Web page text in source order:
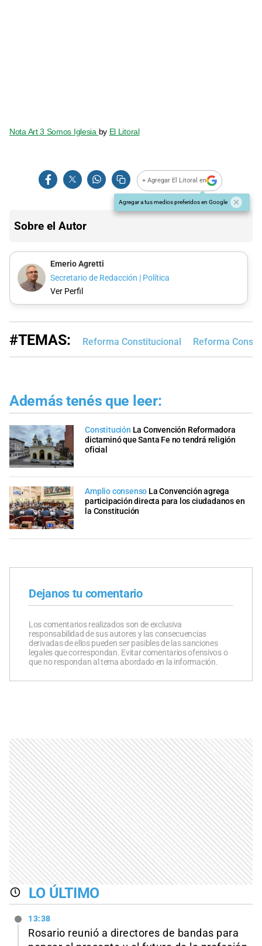
Nota Art 3 Somos Iglesia by El Litoral
+ Agregar El Litoral en
Agregar a tus medios preferidos en Google
Sobre el Autor
Emerio Agretti
Secretario de Redacción | Política
Ver Perfil
#TEMAS: Reforma Constitucional Reforma
Además tenés que leer:
Constitución La Convención Reformadora
dictaminó que Santa Fe no tendrá religión
oficial
Amplio consenso La Convención agrega
participación directa para los ciudadanos en
la Constitución
Dejanos tu comentario
Los comentarios realizados son de exclusiva
responsabilidad de sus autores y las consecuencias
derivadas de ellos pueden ser pasibles de las sanciones
legales que correspondan. Evitar comentarios ofensivos o
que no respondan al tema abordado en la información.
LO ÚLTIMO
13:38
Rosario reunió a directores de bandas para